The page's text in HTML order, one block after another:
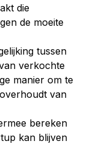
die
de moeite
tussen
verkochte
manier om te
van
bereken
kan blijven